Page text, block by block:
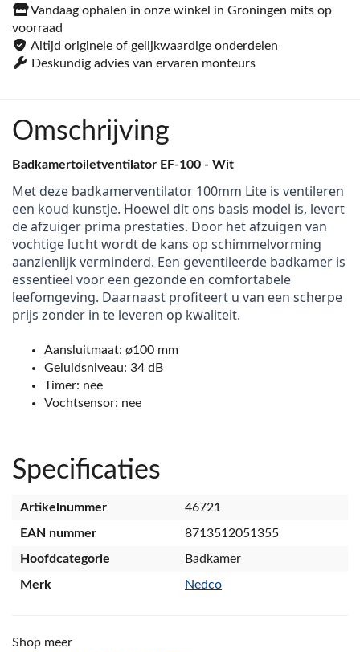
Vandaag ophalen in onze winkel in Groningen mits op
voorraad
Altijd originele of gelijkwaardige onderdelen
Deskundig advies van ervaren monteurs
Omschrijving
Badkamertoiletventilator EF-100 - Wit
Met deze badkamerventilator 100mm Lite is ventileren
een koud kunstje. Hoewel dit ons basis model is, levert
de afzuiger prima prestaties. Door het afzuigen van
vochtige lucht wordt de kans op schimmelvorming
aanzienlijk verminderd. Een geventileerde badkamer is
essentieel voor een gezonde en comfortabele
leefomgeving. Daarnaast profiteert u van een scherpe
prijs zonder in te leveren op kwaliteit.
Aansluitmaat: ø100 mm
Geluidsniveau: 34 dB
Timer: nee
Vochtsensor: nee
Specificaties
Artikelnummer
46721
EAN nummer
8713512051355
Hoofdcategorie
Badkamer
Merk
Nedco
Shop meer